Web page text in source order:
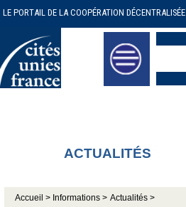
LE PORTAIL DE LA COOPÉRATION DÉCENTRALISÉE
ACTUALITÉS
Accueil > Informations > Actualités >